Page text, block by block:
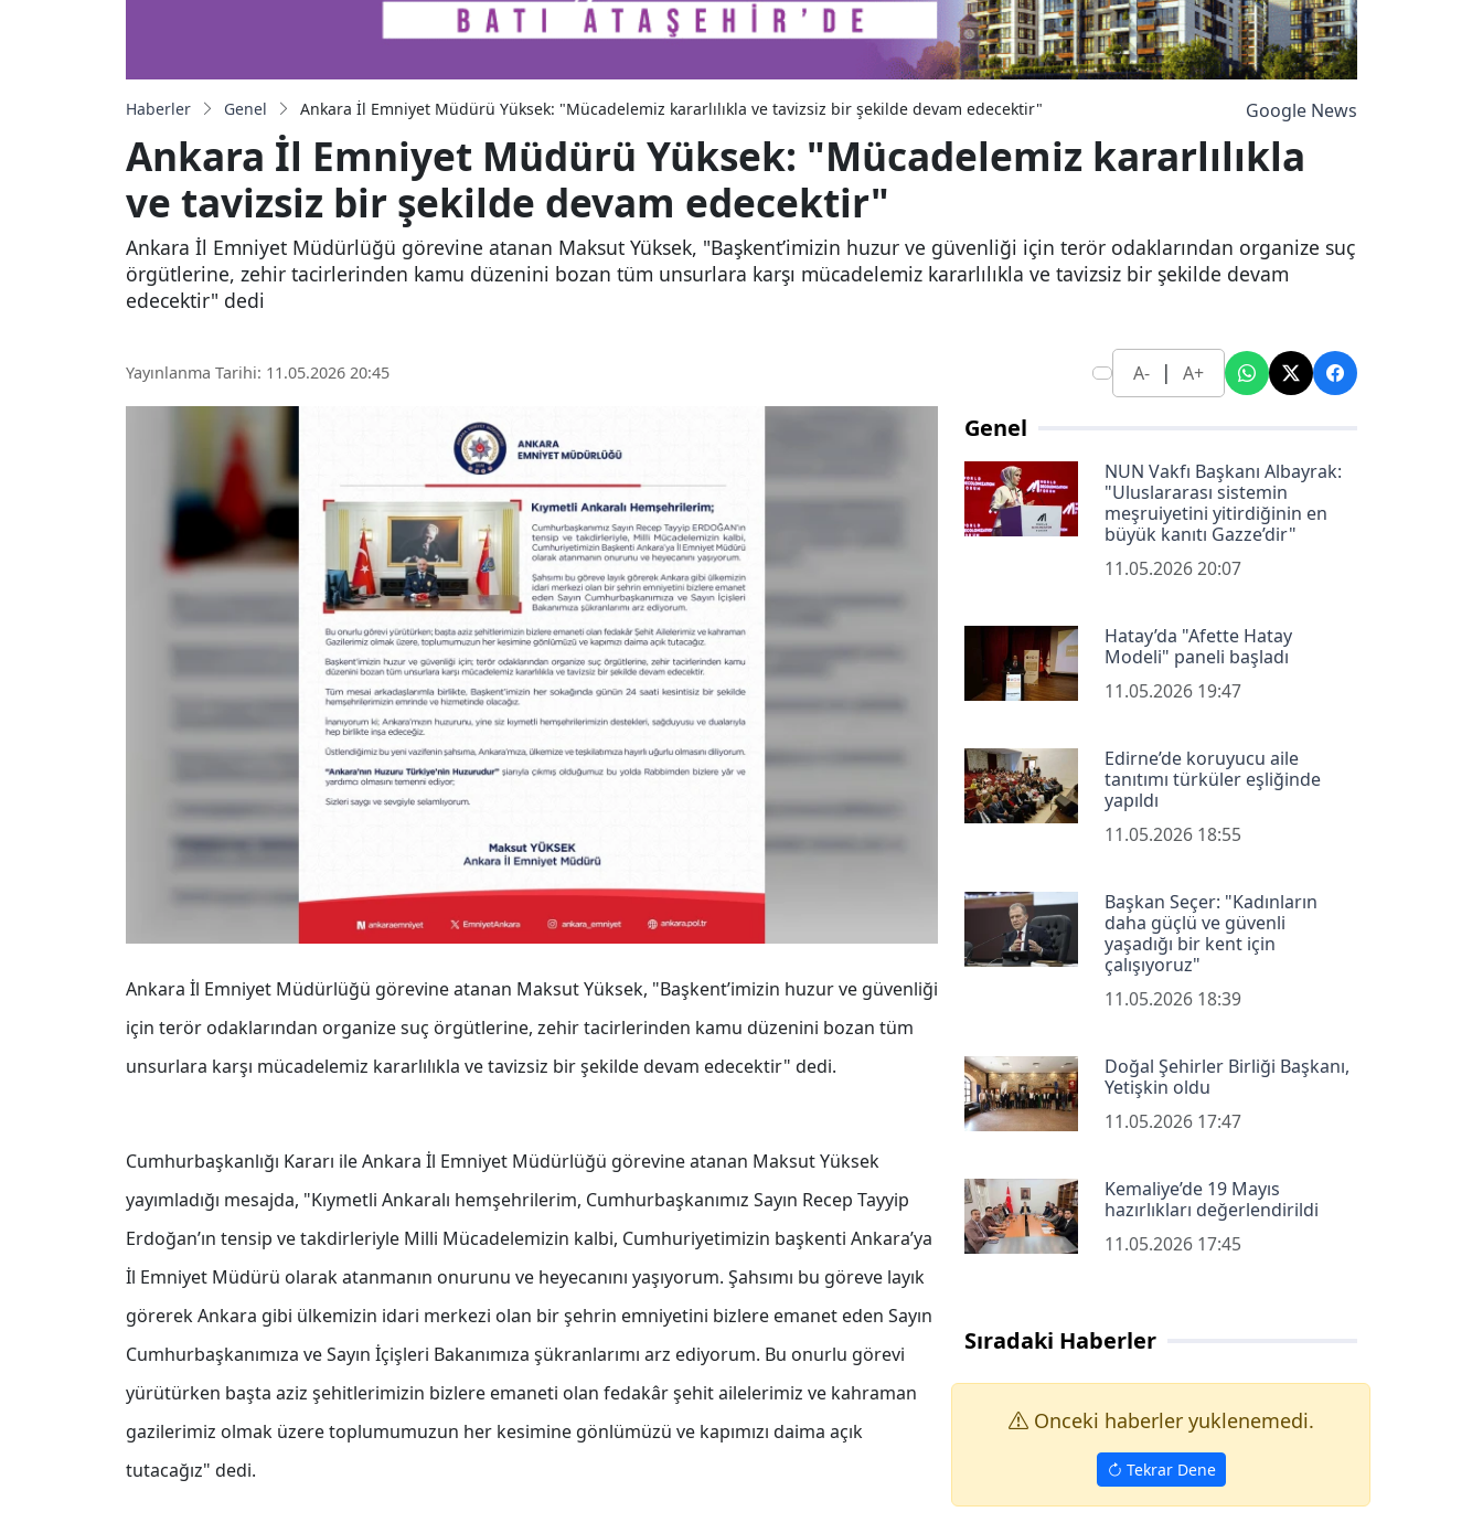
Haberler Genel Ankara İl Emniyet Müdürü Yüksek: "Mücadelemiz kararlılıkla ve tavizsiz bir şekilde devam edecektir" Google News
Ankara İl Emniyet Müdürü Yüksek: "Mücadelemiz kararlılıkla
ve tavizsiz bir şekilde devam edecektir"
Ankara İl Emniyet Müdürlüğü görevine atanan Maksut Yüksek, "Başkent’imizin huzur ve güvenliği için terör odaklarından organize suç
örgütlerine, zehir tacirlerinden kamu düzenini bozan tüm unsurlara karşı mücadelemiz kararlılıkla ve tavizsiz bir şekilde devam
edecektir" dedi
Yayınlanma Tarihi: 11.05.2026 20:45 A- | A+
Ankara İl Emniyet Müdürlüğü görevine atanan Maksut Yüksek, "Başkent’imizin huzur ve güvenliği
için terör odaklarından organize suç örgütlerine, zehir tacirlerinden kamu düzenini bozan tüm
unsurlara karşı mücadelemiz kararlılıkla ve tavizsiz bir şekilde devam edecektir" dedi.
Cumhurbaşkanlığı Kararı ile Ankara İl Emniyet Müdürlüğü görevine atanan Maksut Yüksek
yayımladığı mesajda, "Kıymetli Ankaralı hemşehrilerim, Cumhurbaşkanımız Sayın Recep Tayyip
Erdoğan’ın tensip ve takdirleriyle Milli Mücadelemizin kalbi, Cumhuriyetimizin başkenti Ankara’ya
İl Emniyet Müdürü olarak atanmanın onurunu ve heyecanını yaşıyorum. Şahsımı bu göreve layık
görerek Ankara gibi ülkemizin idari merkezi olan bir şehrin emniyetini bizlere emanet eden Sayın
Cumhurbaşkanımıza ve Sayın İçişleri Bakanımıza şükranlarımı arz ediyorum. Bu onurlu görevi
yürütürken başta aziz şehitlerimizin bizlere emaneti olan fedakâr şehit ailelerimiz ve kahraman
gazilerimiz olmak üzere toplumumuzun her kesimine gönlümüzü ve kapımızı daima açık
tutacağız" dedi.
Genel
NUN Vakfı Başkanı Albayrak:
"Uluslararası sistemin
meşruiyetini yitirdiğinin en
büyük kanıtı Gazze’dir"
11.05.2026 20:07
Hatay’da "Afette Hatay
Modeli" paneli başladı
11.05.2026 19:47
Edirne’de koruyucu aile
tanıtımı türküler eşliğinde
yapıldı
11.05.2026 18:55
Başkan Seçer: "Kadınların
daha güçlü ve güvenli
yaşadığı bir kent için
çalışıyoruz"
11.05.2026 18:39
Doğal Şehirler Birliği Başkanı,
Yetişkin oldu
11.05.2026 17:47
Kemaliye’de 19 Mayıs
hazırlıkları değerlendirildi
11.05.2026 17:45
Sıradaki Haberler
Onceki haberler yuklenemedi.
Tekrar Dene